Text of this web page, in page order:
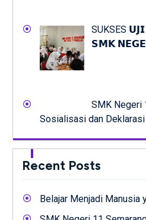
SUKSES
𝗦𝗠𝗞
SMK Negeri
Sosialisasi dan
Recent Posts
Belajar Menjadi Manusia